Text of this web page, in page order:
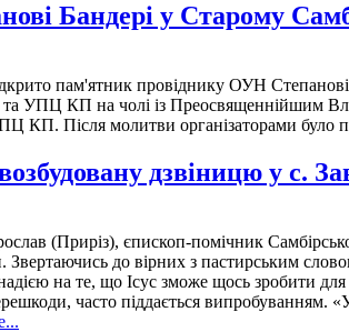
Бандері у Старому
пам'ятник провіднику ОУН
та УПЦ КП на чолі із
КП. Після молитви організаторами було
дзвіницю у с.
(Приріз), єпископ-помічник
до вірних з пастирським
на те, що Ісус зможе щось зробити
часто піддається